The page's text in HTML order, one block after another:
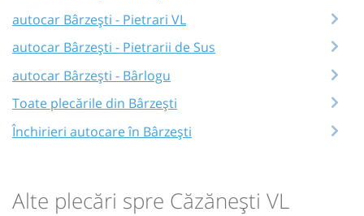
autocar Bârzeşti - Pietrari VL
autocar Bârzeşti - Pietrarii de Sus
autocar Bârzeşti - Bârlogu
Toate plecările din Bârzeşti
Închirieri autocare în Bârzeşti
Alte plecări spre Căzănești VL